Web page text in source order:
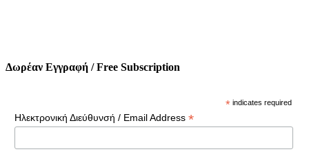
Δωρέαν Εγγραφή / Free Subscription
* indicates required
Ηλεκτρονική Διεύθυνσή / Email Address *